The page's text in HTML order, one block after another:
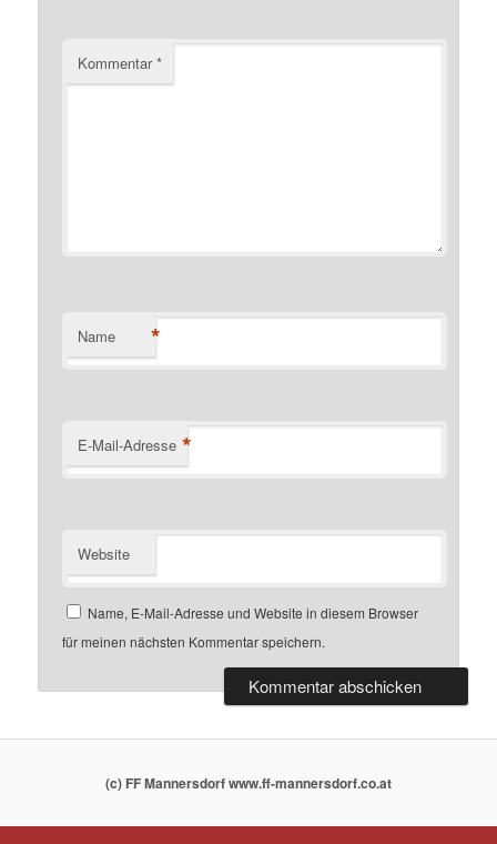
Kommentar*
Name *
E-Mail-Adresse *
Website
Name, E-Mail-Adresse und Website in diesem Browser
für meinen nächsten Kommentar speichern.
(c) FF Mannersdorf www.ff-mannersdorf.co.at